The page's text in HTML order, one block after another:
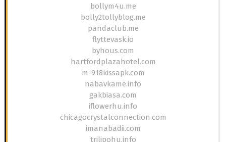
bollym4u.me
bolly2tollyblog.me
pandaclub.me
flyttevask.io
byhous.com
hartfordplazahotel.com
m-918kissapk.com
nabavkame.info
gakbiasa.com
iflowerhu.info
chicagocrystalconnection.com
imanabadii.com
trilipohu.info